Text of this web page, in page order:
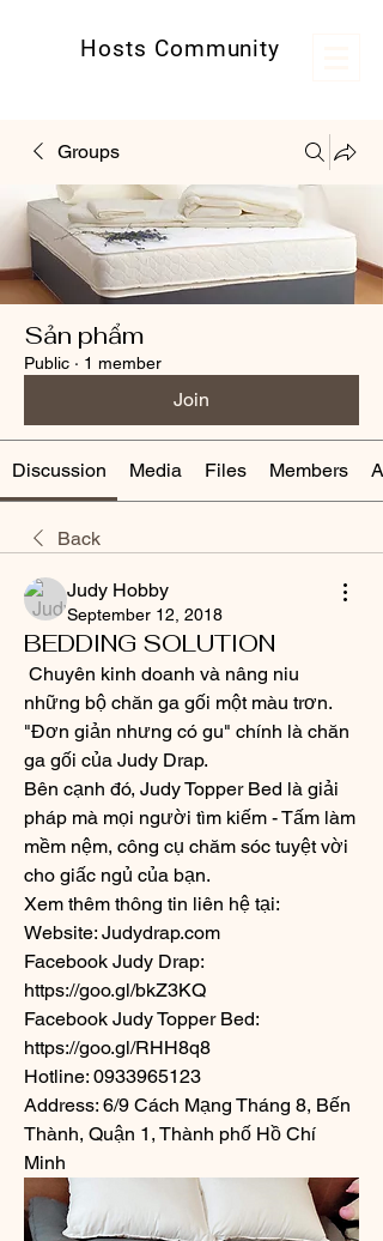
Hosts Community
Groups
Sản phẩm
Public · 1 member
Join
Discussion Media Files Members
Back
Judy Hobby
September 12, 2018
BEDDING SOLUTION
những bộ chăn ga gối một màu trơn.
"Đơn giản nhưng có gu" chính là chăn
ga gối của Judy Drap.
Bên cạnh đó, Judy Topper Bed là giải
pháp mà mọi người tìm kiếm - Tấm làm
mềm nệm, công cụ chăm sóc tuyệt vời
cho giấc ngủ của bạn.
Xem thêm thông tin liên hệ tại:
Website: Judydrap.com
Facebook Judy Drap:
https://goo.gl/bkZ3KQ
Facebook Judy Topper Bed:
https://goo.gl/RHH8q8
Hotline: 0933965123
Address: 6/9 Cách Mạng Tháng 8, Bến
Thành, Quận 1, Thành phố Hồ Chí
Minh